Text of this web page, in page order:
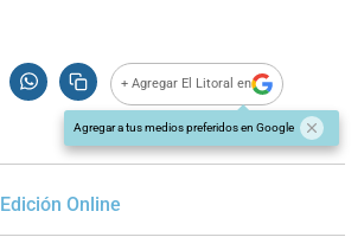
+ Agregar El Litoral en
Agregar a tus medios preferidos en Google
Edición Online